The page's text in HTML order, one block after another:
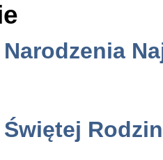
Narodzenia
Świętej